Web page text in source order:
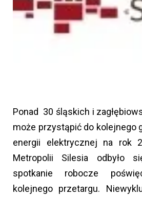
Ponad 30 śląskich i
może przystąpić do kolejnego
energii elektrycznej na rok
Metropolii Silesia odbyło
spotkanie robocze
kolejnego przetargu.